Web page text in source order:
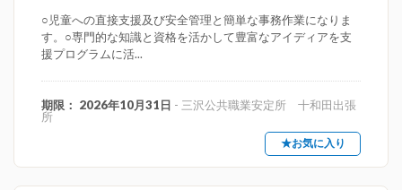
○児童への直接支援及び安全管理と簡単な事務作業になりま
す。○専門的な知識と資格を活かして豊富なアイディアを支
援プログラムに活...
期限： 2026年10月31日 - 三沢公共職業安定所 十和田出張
所
★お気に入り